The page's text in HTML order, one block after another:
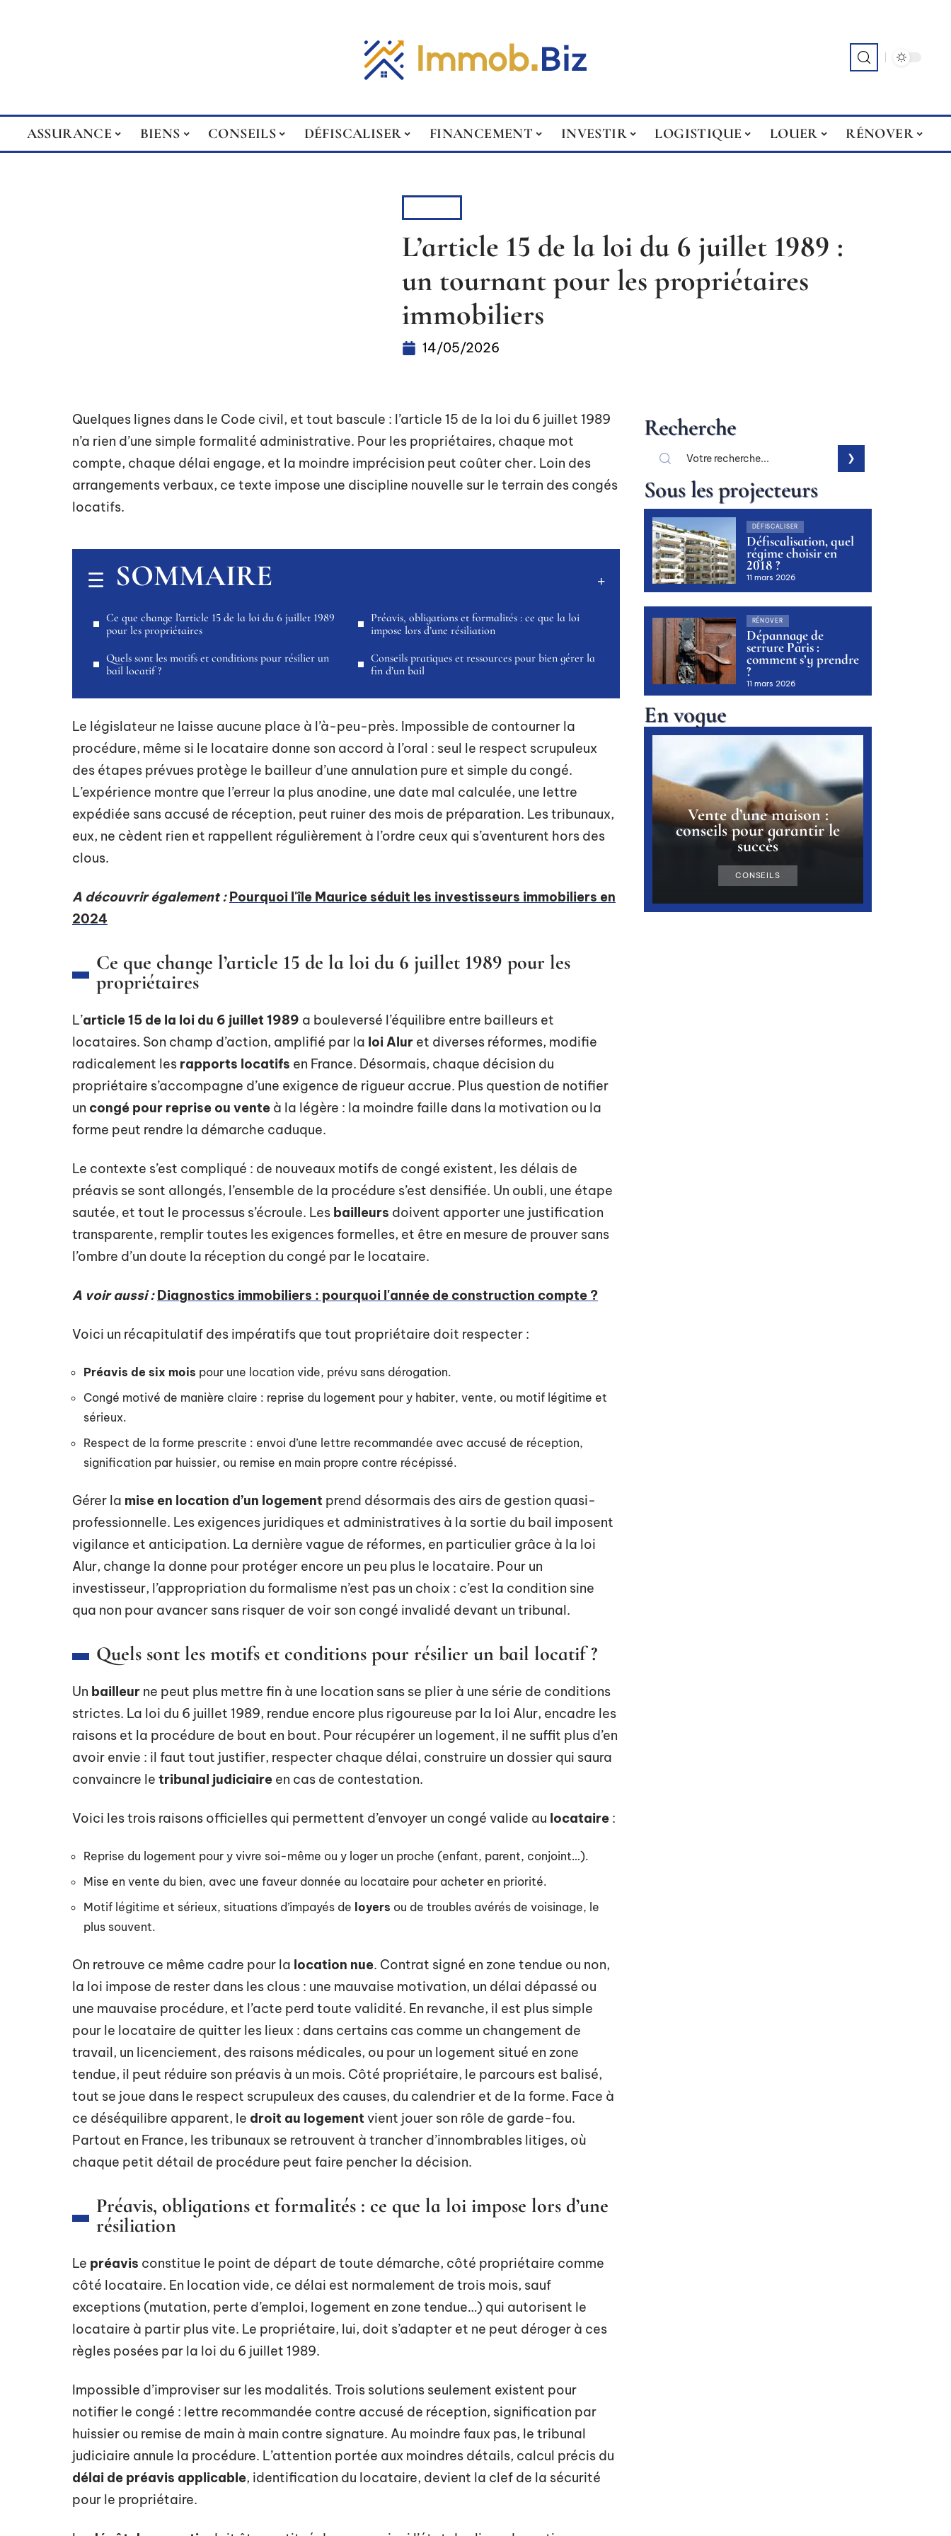
ASSURANCE BIENS CONSEILS DÉFISCALISER FINANCEMENT INVESTIR LOGISTIQUE LOUER RÉNOVER
L’article 15 de la loi du 6 juillet 1989 :
un tournant pour les propriétaires
immobiliers
14/05/2026
Quelques lignes dans le Code civil, et tout bascule : l’article 15 de la loi du 6 juillet 1989
n’a rien d’une simple formalité administrative. Pour les propriétaires, chaque mot
compte, chaque délai engage, et la moindre imprécision peut coûter cher. Loin des
arrangements verbaux, ce texte impose une discipline nouvelle sur le terrain des congés
locatifs.
SOMMAIRE
Ce que change l’article 15 de la loi du 6 juillet 1989
pour les propriétaires
Quels sont les motifs et conditions pour résilier un
bail locatif ?
Préavis, obligations et formalités : ce que la loi
impose lors d’une résiliation
Conseils pratiques et ressources pour bien gérer la
fin d’un bail
Le législateur ne laisse aucune place à l’à-peu-près. Impossible de contourner la
procédure, même si le locataire donne son accord à l’oral : seul le respect scrupuleux
des étapes prévues protège le bailleur d’une annulation pure et simple du congé.
L’expérience montre que l’erreur la plus anodine, une date mal calculée, une lettre
expédiée sans accusé de réception, peut ruiner des mois de préparation. Les tribunaux,
eux, ne cèdent rien et rappellent régulièrement à l’ordre ceux qui s’aventurent hors des
clous.
A découvrir également : Pourquoi l'île Maurice séduit les investisseurs immobiliers en
2024
Ce que change l’article 15 de la loi du 6 juillet 1989 pour les
propriétaires
L’article 15 de la loi du 6 juillet 1989 a bouleversé l’équilibre entre bailleurs et
locataires. Son champ d’action, amplifié par la loi Alur et diverses réformes, modifie
radicalement les rapports locatifs en France. Désormais, chaque décision du
propriétaire s’accompagne d’une exigence de rigueur accrue. Plus question de notifier
un congé pour reprise ou vente à la légère : la moindre faille dans la motivation ou la
forme peut rendre la démarche caduque.
Le contexte s’est compliqué : de nouveaux motifs de congé existent, les délais de
préavis se sont allongés, l’ensemble de la procédure s’est densifiée. Un oubli, une étape
sautée, et tout le processus s’écroule. Les bailleurs doivent apporter une justification
transparente, remplir toutes les exigences formelles, et être en mesure de prouver sans
l’ombre d’un doute la réception du congé par le locataire.
A voir aussi : Diagnostics immobiliers : pourquoi l'année de construction compte ?
Voici un récapitulatif des impératifs que tout propriétaire doit respecter :
Préavis de six mois pour une location vide, prévu sans dérogation.
Congé motivé de manière claire : reprise du logement pour y habiter, vente, ou motif légitime et
sérieux.
Respect de la forme prescrite : envoi d’une lettre recommandée avec accusé de réception,
signification par huissier, ou remise en main propre contre récépissé.
Gérer la mise en location d’un logement prend désormais des airs de gestion quasi-
professionnelle. Les exigences juridiques et administratives à la sortie du bail imposent
vigilance et anticipation. La dernière vague de réformes, en particulier grâce à la loi
Alur, change la donne pour protéger encore un peu plus le locataire. Pour un
investisseur, l’appropriation du formalisme n’est pas un choix : c’est la condition sine
qua non pour avancer sans risquer de voir son congé invalidé devant un tribunal.
Quels sont les motifs et conditions pour résilier un bail locatif ?
Un bailleur ne peut plus mettre fin à une location sans se plier à une série de conditions
strictes. La loi du 6 juillet 1989, rendue encore plus rigoureuse par la loi Alur, encadre les
raisons et la procédure de bout en bout. Pour récupérer un logement, il ne suffit plus d’en
avoir envie : il faut tout justifier, respecter chaque délai, construire un dossier qui saura
convaincre le tribunal judiciaire en cas de contestation.
Voici les trois raisons officielles qui permettent d’envoyer un congé valide au locataire :
Reprise du logement pour y vivre soi-même ou y loger un proche (enfant, parent, conjoint…).
Mise en vente du bien, avec une faveur donnée au locataire pour acheter en priorité.
Motif légitime et sérieux, situations d’impayés de loyers ou de troubles avérés de voisinage, le
plus souvent.
On retrouve ce même cadre pour la location nue. Contrat signé en zone tendue ou non,
la loi impose de rester dans les clous : une mauvaise motivation, un délai dépassé ou
une mauvaise procédure, et l’acte perd toute validité. En revanche, il est plus simple
pour le locataire de quitter les lieux : dans certains cas comme un changement de
travail, un licenciement, des raisons médicales, ou pour un logement situé en zone
tendue, il peut réduire son préavis à un mois. Côté propriétaire, le parcours est balisé,
tout se joue dans le respect scrupuleux des causes, du calendrier et de la forme. Face à
ce déséquilibre apparent, le droit au logementvient jouer son rôle de garde-fou.
Partout en France, les tribunaux se retrouvent à trancher d’innombrables litiges, où
chaque petit détail de procédure peut faire pencher la décision.
Préavis, obligations et formalités : ce que la loi impose lors d’une
résiliation
Le préavis constitue le point de départ de toute démarche, côté propriétaire comme
côté locataire. En location vide, ce délai est normalement de trois mois, sauf
exceptions (mutation, perte d’emploi, logement en zone tendue…) qui autorisent le
locataire à partir plus vite. Le propriétaire, lui, doit s’adapter et ne peut déroger à ces
règles posées par la loi du 6 juillet 1989.
Impossible d’improviser sur les modalités. Trois solutions seulement existent pour
notifier le congé : lettre recommandée contre accusé de réception, signification par
huissier ou remise de main à main contre signature. Au moindre faux pas, le tribunal
judiciaire annule la procédure. L’attention portée aux moindres détails, calcul précis du
délai de préavis applicable, identification du locataire, devient la clef de la sécurité
pour le propriétaire.
Recherche
Sous les projecteurs
DÉFISCALISER
Défiscalisation, quel
régime choisir en
2018 ?
11 mars 2026
RÉNOVER
Dépannage de
serrure Paris :
comment s’y prendre
?
11 mars 2026
En vogue
Vente d’une maison :
conseils pour garantir le
succès
CONSEILS